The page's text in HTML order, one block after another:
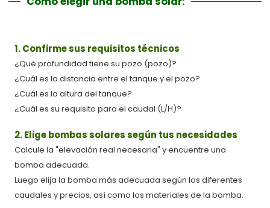
1. Confirme sus requisitos técnicos
¿Qué profundidad tiene su pozo (pozo)?
¿Cuál es la distancia entre el tanque y el pozo?
¿Cuál es la altura del tanque?
¿Cuál es su requisito para el caudal (L/H)?
2. Elige bombas solares según tus necesidades
Calcule la "elevación real necesaria" y encuentre una
bomba adecuada.
Luego elija la bomba más adecuada según los diferentes
caudales y precios, así como los materiales de la bomba.